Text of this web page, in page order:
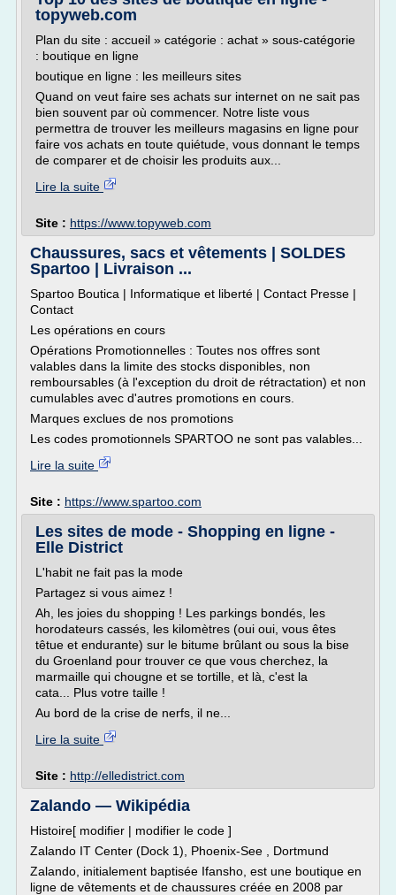
topyweb.com
Plan du site : accueil » catégorie : achat » sous-catégorie
: boutique en ligne
boutique en ligne : les meilleurs sites
Quand on veut faire ses achats sur internet on ne sait pas
bien souvent par où commencer. Notre liste vous
permettra de trouver les meilleurs magasins en ligne pour
faire vos achats en toute quiétude, vous donnant le temps
de comparer et de choisir les produits aux...
Lire la suite
Site : https://www.topyweb.com
Chaussures, sacs et vêtements | SOLDES
Spartoo | Livraison ...
Spartoo Boutica | Informatique et liberté | Contact Presse |
Contact
Les opérations en cours
Opérations Promotionnelles : Toutes nos offres sont
valables dans la limite des stocks disponibles, non
remboursables (à l'exception du droit de rétractation) et non
cumulables avec d'autres promotions en cours.
Marques exclues de nos promotions
Les codes promotionnels SPARTOO ne sont pas valables...
Lire la suite
Site : https://www.spartoo.com
Les sites de mode - Shopping en ligne -
Elle District
L'habit ne fait pas la mode
Partagez si vous aimez !
Ah, les joies du shopping ! Les parkings bondés, les
horodateurs cassés, les kilomètres (oui oui, vous êtes
têtue et endurante) sur le bitume brûlant ou sous la bise
du Groenland pour trouver ce que vous cherchez, la
marmaille qui chougne et se tortille, et là, c'est la
cata... Plus votre taille !
Au bord de la crise de nerfs, il ne...
Lire la suite
Site : http://elledistrict.com
Zalando — Wikipédia
Histoire[ modifier | modifier le code ]
Zalando IT Center (Dock 1), Phoenix-See , Dortmund
Zalando, initialement baptisée Ifansho, est une boutique en
ligne de vêtements et de chaussures créée en 2008 par